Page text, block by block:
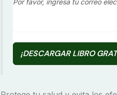
Por favor, ingresa tu correo
¡DESCARGAR LIBRO